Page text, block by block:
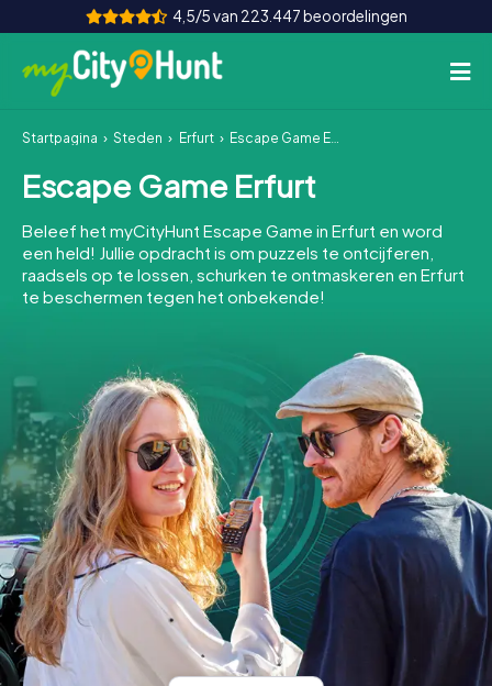
4,5/5 van 223.447 beoordelingen
Hoe het werkt
Steden
Tours
Teamevenement
INT AT CH
DE
ES
FR UK
IE
IT
NL
Boek tickets
Koop cadeaubonnen
Startpagina Steden Erfurt Escape Game Erfurt
Escape Game Erfurt
Beleef het myCityHunt Escape Game in Erfurt en word
een held! Jullie opdracht is om puzzels te ontcijferen,
raadsels op te lossen, schurken te ontmaskeren en Erfurt
te beschermen tegen het onbekende!